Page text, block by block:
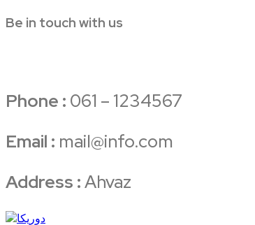
Be in touch with us
Phone : 061 – 1234567
Email : mail@info.com
Address :Ahvaz